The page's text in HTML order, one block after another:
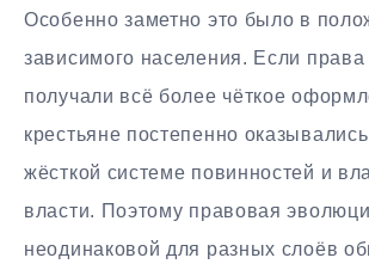
Особенно заметно это было в
зависимого населения. Если права
получали всё более чёткое
крестьяне постепенно
жёсткой системе повинностей и
власти. Поэтому правовая
неодинаковой для разных слоёв